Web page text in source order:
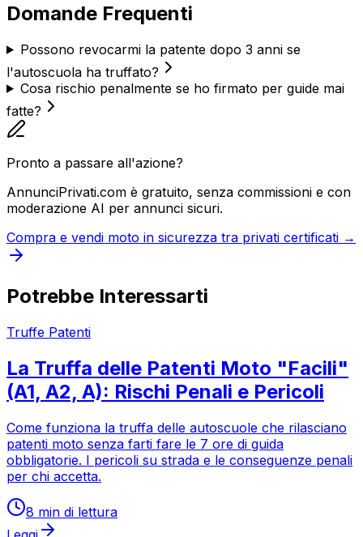
Domande Frequenti
Possono revocarmi la patente dopo 3 anni se
l'autoscuola ha truffato?
Cosa rischio penalmente se ho firmato per guide mai
fatte?
Pronto a passare all'azione?
AnnunciPrivati.com è gratuito, senza commissioni e con
moderazione AI per annunci sicuri.
Compra e vendi moto in sicurezza tra privati certificati →
Potrebbe Interessarti
Truffe Patenti
La Truffa delle Patenti Moto "Facili"
(A1, A2, A): Rischi Penali e Pericoli
Come funziona la truffa delle autoscuole che rilasciano
patenti moto senza farti fare le 7 ore di guida
obbligatorie. I pericoli su strada e le conseguenze penali
per chi accetta.
8 min di lettura